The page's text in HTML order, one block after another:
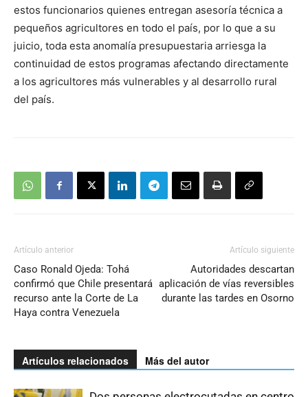
estos funcionarios quienes entregan asesoría técnica a
pequeños agricultores en todo el país, por lo que a su
juicio, toda esta anomalía presupuestaria arriesga la
continuidad de estos programas afectando directamente
a los agricultores más vulnerables y al desarrollo rural
del país.
Artículo anterior
Caso Ronald Ojeda: Tohá
confirmó que Chile presentará
recurso ante la Corte de La
Haya contra Venezuela
Artículo siguiente
Autoridades descartan
aplicación de vías reversibles
durante las tardes en Osorno
Artículos relacionados Más del autor